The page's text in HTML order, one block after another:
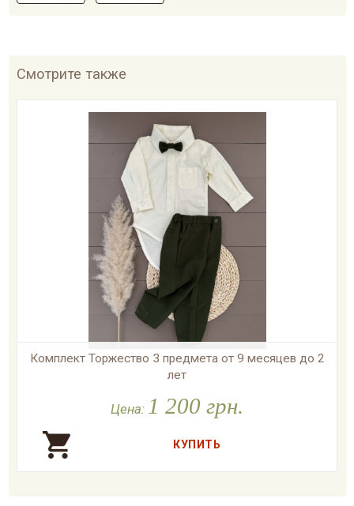
Смотрите также
Комплект Торжество 3 предмета от 9 месяцев до 2
лет
 В наличии
Цена: 1 200 грн.